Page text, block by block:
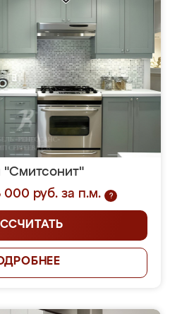
"Смитсонит"
000 руб. за п.м.
?